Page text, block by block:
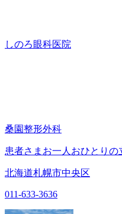
しのろ眼科医院
桑園整形外科
患者さまお一人おひとりの
北海道札幌市中央区
011-633-3636